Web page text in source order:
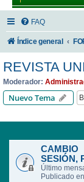
FAQ
Índice general
REVISTA
Moderador:
Nuevo Tema
SESIÓN,
Último
Publicado en